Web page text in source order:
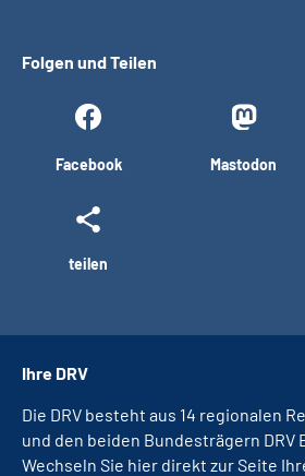
Folgen und Teilen
Facebook Mastodon
teilen
Ihre DRV
Die DRV besteht aus 14 regionalen
und den beiden Bundesträgern DRV
Wechseln Sie hier direkt zur Seite